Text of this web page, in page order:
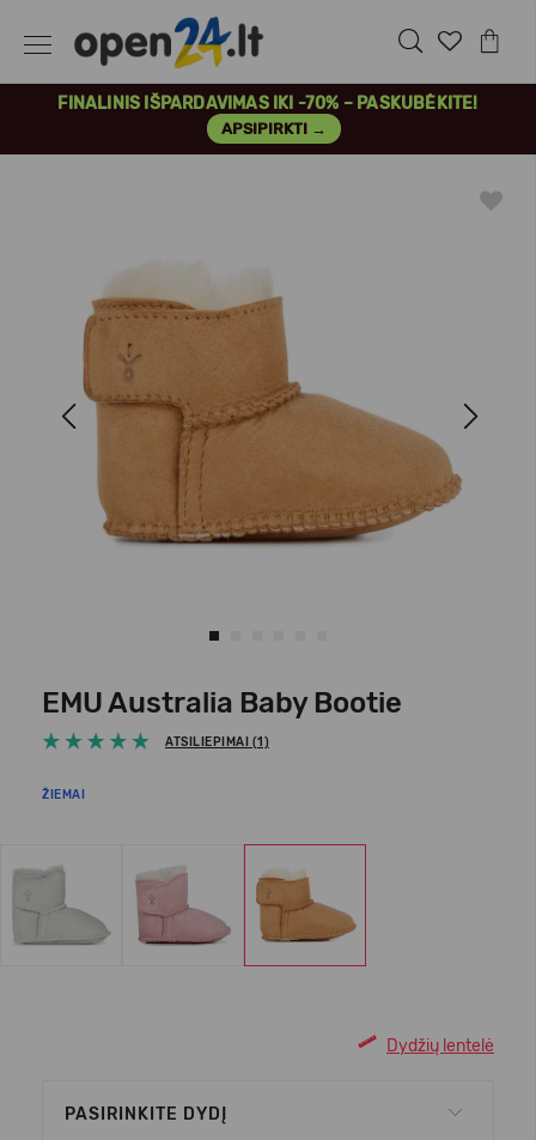
FINALINIS IŠPARDAVIMAS IKI -70% – PASKUBĖKITE!
APSIPIRKTI →
Next
EMU Australia Baby Bootie
ATSILIEPIMAI (1)
ŽIEMAI
Dydžių lentelė
PASIRINKITE DYDĮ